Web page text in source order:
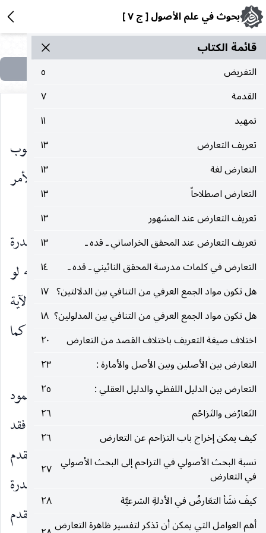
بحوث في علم الأصول [ ج ٧ ]
قائمة الکتاب
التفريض
٥
القدمة
٧
تمهيد
١١
تعريف التعارض
١٣
التعارض لغة
١٣
التعارض اصطلاحاً
١٣
تعريف التعارض عند المشهور
١٣
تعريف التعارض عند المحقق الخراساني ـ قده ـ
١٣
التعارض في كلمات مدرسة المحقق النائيني ـ قده ـ
١٤
هل تكون مواد الجمع العرفي من التنافي بين الدلالتين؟ ١٧
هل تكون مواد الجمع العرفي من التنافي بين المدلولين؟ ١٨
اختلاف صيغة التعريف باختلاف القصد من التعارض
٢٠
التعارض بين الأصلين وبين الأصل والأمارة :
٢٣
التعارض بين الدليل اللفظي والدليل العقلي :
٢٥
التَعارُض والتَزاحُم
٢٦
كيف يمكن إخراج باب التزاحم عن التعارض
٢٦
نسبة البحث الأصولي في التزاحم إلى البحث الأصولي
في التعارض
٢٧
كيفَ نشَأ التعَارضُ في الأدلةِ الشرعيَّة
٢٨
أهم العوامل التي يمكن أن تذكر لتفسير ظاهرة التعارض
فعلية الوجوب الضمني لكل منها مستقلاً عن وجوب
الآخر لا يمكن فعلية الأمر بها لاستلزامها فعلية الأمر
بالوضوء والمنافي المولوي معاً.
هذا ولكنك قد عرفت عدم الدليل على اشتراط القدرة
الشرعية بالمعنى المذكور في خطاب الوضوء. كما أنه لو
فرض استفادة ذلك من دليل الأمر الوجوبيّ المتمثل في الآية
الكريمة كفانا الأمر الندبي المطلق في تصحيح الوضوء كما
هو واضح.
المورد الثاني ـإذا كان المتزاحمان طوليين في عمود
الزمان مع كون المتأخر هو الأهم والقدرة فيهما عقلية فقد
ذهب المحقق النائيني ـ قده ـ إلى استحالة الأمر بالمتقدم
منهما ولو بنحو الترتب ـ وإنما قيدنا هما بكون القدرة
فيهما معاً عقلية لأنها لو كانت فيهما معاً شرعية فقد تقدم